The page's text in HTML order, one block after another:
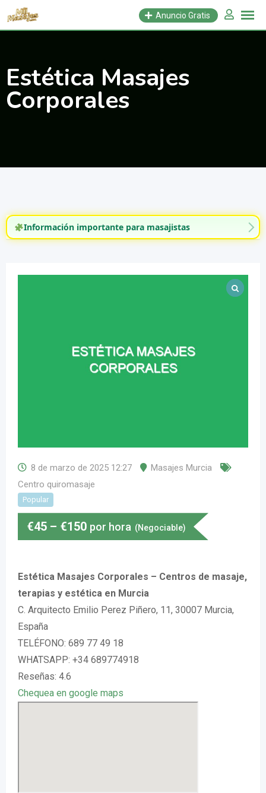
Saltar
Anuncio Gratis
Estética Masajes
Corporales
Información importante para masajistas
8 de marzo de 2025 12:27
Masajes Murcia
Centro quiromasaje
Popular
€45 – €150 por hora (Negociable)
Estética Masajes Corporales – Centros de masaje,
terapias y estética en Murcia
C. Arquitecto Emilio Perez Piñero, 11, 30007 Murcia,
España
TELÉFONO: 689 77 49 18
WHATSAPP: +34 689774918
Reseñas: 4.6
Chequea en google maps